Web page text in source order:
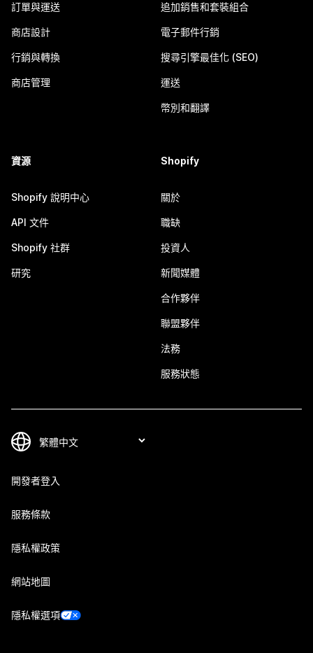
訂單與運送
商店設計
行銷與轉換
商店管理
追加銷售和套裝組合
電子郵件行銷
搜尋引擎最佳化 (SEO)
運送
幣別和翻譯
資源
Shopify 說明中心
API 文件
Shopify 社群
研究
Shopify
關於
職缺
投資人
新聞媒體
合作夥伴
聯盟夥伴
法務
服務狀態
開發者登入
服務條款
隱私權政策
網站地圖
隱私權選項